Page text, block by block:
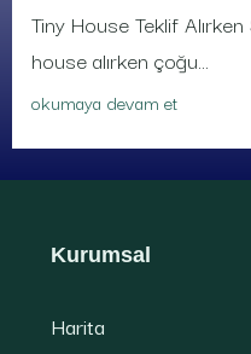
Tiny House Teklif
house alırken çoğu...
okumaya devam et
Kurumsal
Harita